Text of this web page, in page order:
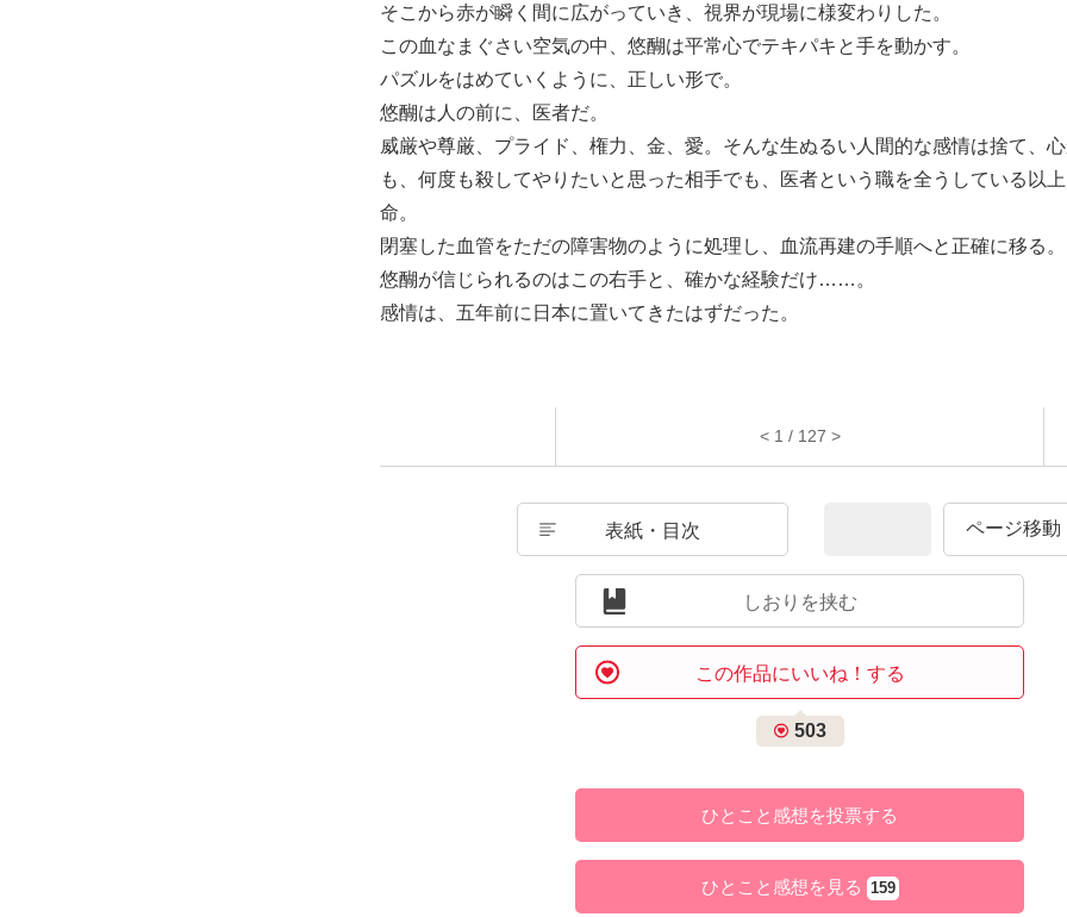
そこから赤が瞬く間に広がっていき、視界が現場に様変わりした。
この血なまぐさい空気の中、悠醐は平常心でテキパキと手を動かす。
パズルをはめていくように、正しい形で。
悠醐は人の前に、医者だ。
威厳や尊厳、プライド、権力、金、愛。そんな生ぬるい人間的な感情は捨て、
も、何度も殺してやりたいと思った相手でも、医者という職を全うしている以
命。
閉塞した血管をただの障害物のように処理し、血流再建の手順へと正確に移る。
悠醐が信じられるのはこの右手と、確かな経験だけ……。
感情は、五年前に日本に置いてきたはずだった。
< 1 / 127 >
表紙・目次
しおりを挟む
この作品にいいね！する
503
ひとこと感想を投票する
ひとこと感想を見る 159